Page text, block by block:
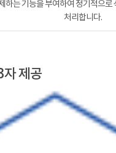
하는 기능을 부여하여 정기적으로
처리합니다.
자 제공